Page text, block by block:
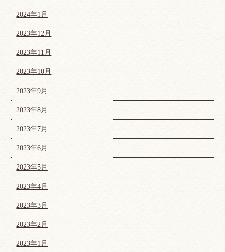
2024年1月
2023年12月
2023年11月
2023年10月
2023年9月
2023年8月
2023年7月
2023年6月
2023年5月
2023年4月
2023年3月
2023年2月
2023年1月